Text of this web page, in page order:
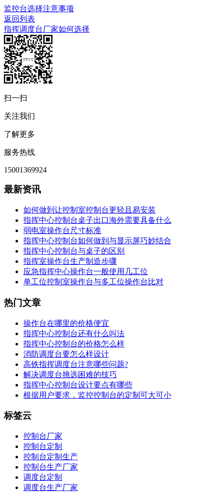
监控台选择注意事项
返回列表
指挥调度台厂家如何选择
扫一扫
关注我们
了解更多
服务热线
15001369924
最新资讯
如何做到让控制室控制台更轻且易安装
指挥中心控制台桌子出口海外需要具备什么
弱电室操作台尺寸标准
指挥中心控制台如何做到与显示屏巧妙结合
指挥中心控制台与桌子的区别
指挥室操作台生产制造步骤
应急指挥中心操作台一般使用几工位
单工位控制室操作台与多工位操作台比对
热门文章
操作台在哪里的价格便宜
指挥中心控制台还有什么叫法
指挥中心控制台的价格怎么样
消防调度台要怎么样设计
高铁指挥调度台注意哪些问题?
解决调度台挑选困难的技巧
指挥中心控制台设计要点有哪些
根据用户要求，监控控制台的定制可大可小
标签云
控制台厂家
控制台定制
控制台定制生产
控制台生产厂家
调度台定制
调度台生产厂家